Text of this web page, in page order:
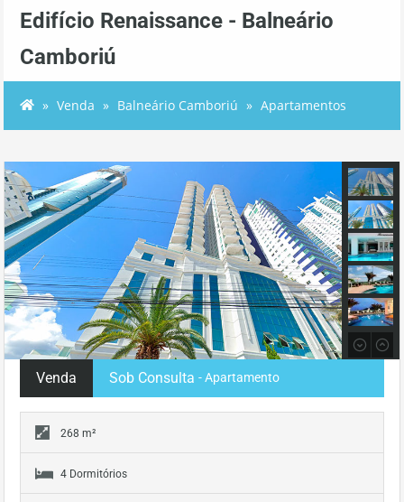
Edifício Renaissance - Balneário
Camboriú
Venda Balneário Camboriú Apartamentos
Venda Sob Consulta - Apartamento
268 m²
4 Dormitórios